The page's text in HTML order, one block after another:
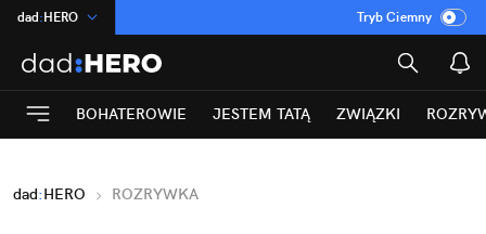
dad:HERO
:Temat
INN:Poland
ASZ:dziennik
Rozrywka
Tryb Ciemny
BOHATEROWIE JESTEM TATĄ ZWIĄZKI
dad:HERO ROZRYWKA